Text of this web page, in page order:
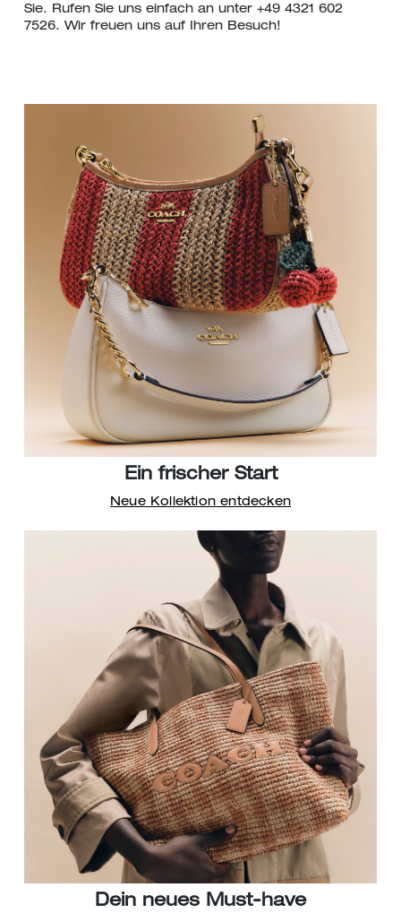
Sie. Rufen Sie uns einfach an unter +49 4321 602
7526. Wir freuen uns auf Ihren Besuch!
Ein frischer Start
Neue Kollektion entdecken
Dein neues Must-have